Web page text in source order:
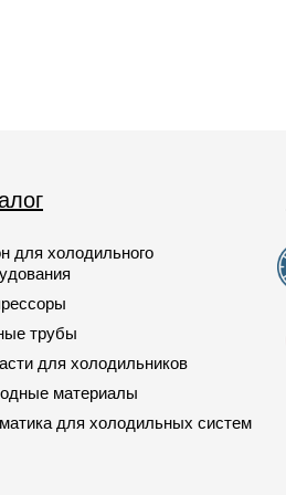
для холодильного
трубы
для холодильников
материалы
для холодильных систем